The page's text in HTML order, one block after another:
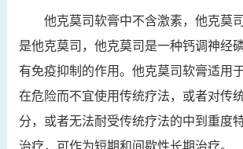
他克莫司软膏中不含激素，他克莫
是他克莫司，他克莫司是一种钙调神经
有免疫抑制的作用。他克莫司软膏适用
在危险而不宜使用传统疗法，或者对传
分，或者无法耐受传统疗法的中到重度
治疗，可作为短期和间歇性长期治疗。